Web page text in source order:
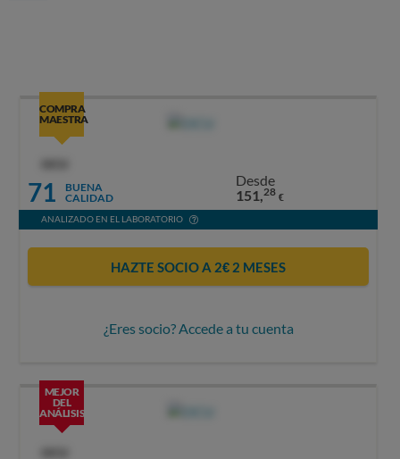
COMPRA
MAESTRA
71
BUENA
CALIDAD
Desde
151,28 €
ANALIZADO EN EL LABORATORIO
HAZTE SOCIO A 2€ 2 MESES
¿Eres socio? Accede a tu cuenta
MEJOR
DEL
ANÁLISIS